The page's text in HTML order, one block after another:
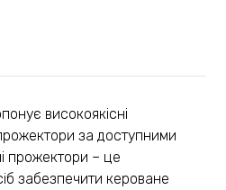
високоякісні
за доступними
прожектори – це
забезпечити кероване